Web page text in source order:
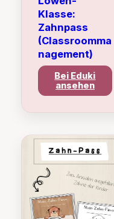
Klasse:
Zahnpass
(Classroomma
nagement)
Bei Eduki
ansehen